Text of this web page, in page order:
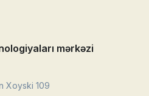
mərkəzi
Xoyski 109